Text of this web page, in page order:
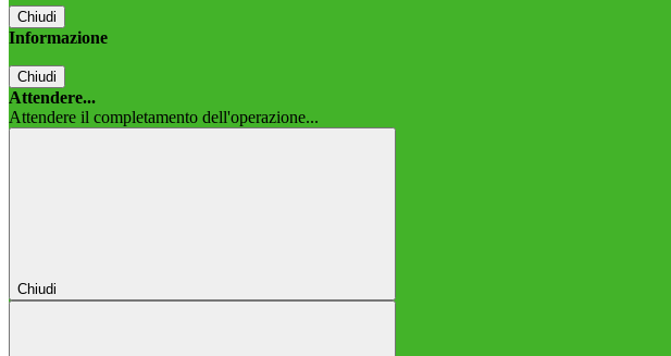
Chiudi
Informazione
Chiudi
Attendere...
Attendere il completamento dell'operazione...
Chiudi